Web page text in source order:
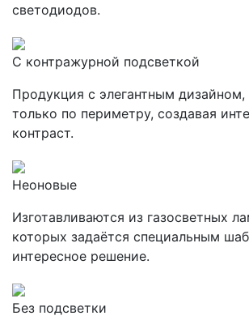
светодиодов.
С контражурной подсветкой
Продукция с элегантным дизайном,
только по периметру, создавая
контраст.
Неоновые
Изготавливаются из газосветных
которых задаётся специальным
интересное решение.
Без подсветки